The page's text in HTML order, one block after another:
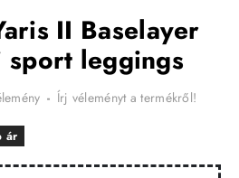
II Baselayer
sport leggings
ár
- Írj véleményt a termékről!